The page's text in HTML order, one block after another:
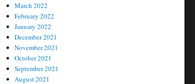
March 2022
February 2022
January 2022
December 2021
November 2021
October 2021
September 2021
August 2021